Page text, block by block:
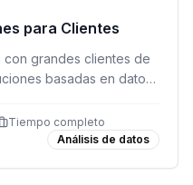
para Clientes
grandes clientes de
basadas en datos
Tiempo completo
Análisis de datos